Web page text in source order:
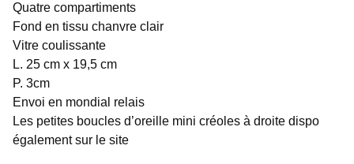
Quatre compartiments
Fond en tissu chanvre clair
Vitre coulissante
L. 25 cm x 19,5 cm
P. 3cm
Envoi en mondial relais
Les petites boucles d’oreille mini créoles à droite dispo
également sur le site